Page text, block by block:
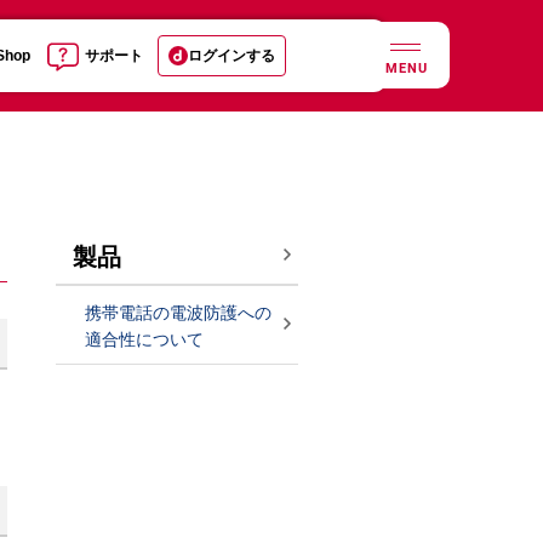
サポート ログインする
MENU
製品
携帯電話の電波防護への
適合性について